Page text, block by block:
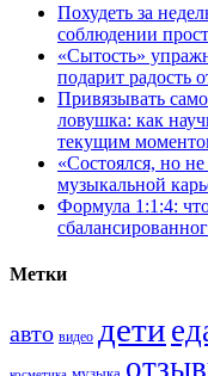
Похудеть за
соблюдении
«Сытость»
подарит радость
Привязывать
ловушка: как
текущим
«Состоялся, но
музыкальной
Формула 1:1:4:
Метки
авто видео дети